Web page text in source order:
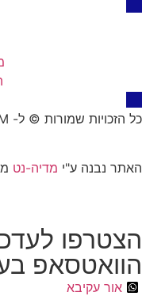
כל הזכויות שמורות © ל- 90FM
האתר נבנה ע"י מדיה-נט
הצטרפו
הוואטסאפ
אור עקיבא